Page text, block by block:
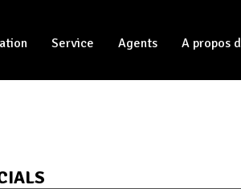
Service Agents A propos